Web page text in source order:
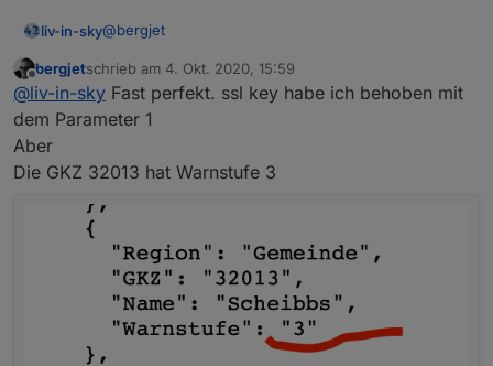
liv-in-sky@bergjet
das ist seltsam - bei mir läuft es - ich kopiere das
script nochmal in post darüber - nicht das beim
kopieren was schief lief
Offline
bergjetschrieb am 4. Okt. 2020, 15:59
zuletzt editiert von
@liv-in-sky Fast perfekt. ssl key habe ich behoben mit
dem Parameter 1
Aber
Die GKZ 32013 hat Warnstufe 3